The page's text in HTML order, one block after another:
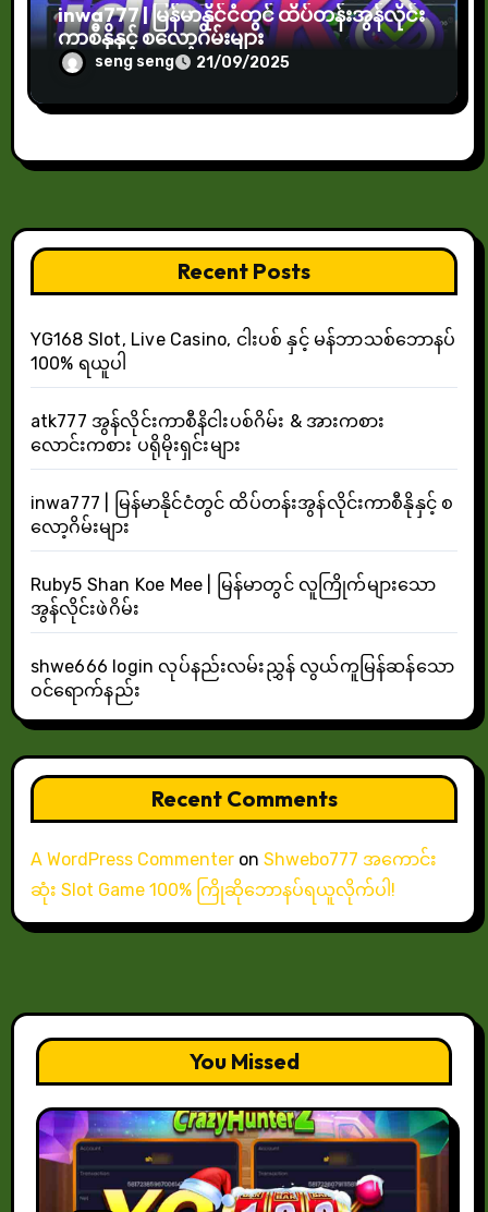
inwa777 | မြန်မာနိုင်ငံတွင် ထိပ်တန်းအွန်လိုင်း
ကာစီနိုနှင့် စလော့ဂိမ်းများ
seng seng 21/09/2025
Recent Posts
YG168 Slot, Live Casino, ငါးပစ် နှင့် မန်ဘာသစ်ဘောနပ်
100% ရယူပါ
atk777 အွန်လိုင်းကာစီနိငါးပစ်ဂိမ်း & အားကစား
လောင်းကစား ပရိုမိုးရှင်းများ
inwa777 | မြန်မာနိုင်ငံတွင် ထိပ်တန်းအွန်လိုင်းကာစီနိုနှင့် စ
လော့ဂိမ်းများ
Ruby5 Shan Koe Mee | မြန်မာတွင် လူကြိုက်များသော
အွန်လိုင်းဖဲဂိမ်း
shwe666 login လုပ်နည်းလမ်းညွှန် လွယ်ကူမြန်ဆန်သော
ဝင်ရောက်နည်း
Recent Comments
A WordPress Commenteron Shwebo777 အကောင်း
ဆုံး Slot Game 100% ကြိုဆိုဘောနပ်ရယူလိုက်ပါ!
You Missed